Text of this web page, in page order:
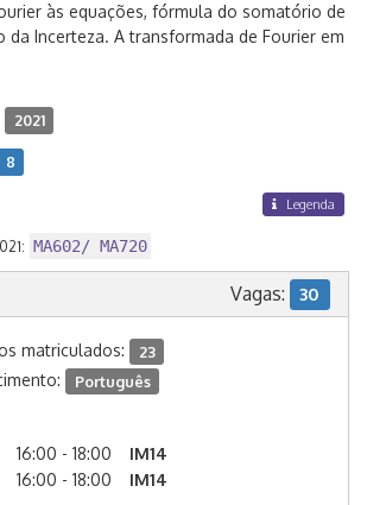
às equações, fórmula do somatório de
da Incerteza. A transformada de Fourier em
2021
8
Legenda
MA602/ MA720
Vagas: 30
matriculados: 23
Português
16:00 - 18:00
IM14
16:00 - 18:00
IM14